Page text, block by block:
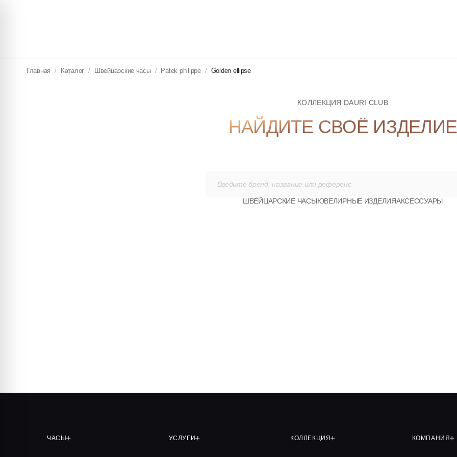
Главная / Каталог / Швейцарские часы / Patek philippe / Golden ellipse
КОЛЛЕКЦИЯ DAURI CLUB
НАЙДИТЕ СВОЁ ИЗДЕЛИЕ
ШВЕЙЦАРСКИЕ ЧАСЫЮВЕЛИРНЫЕ ИЗДЕЛИЯАКСЕССУАРЫ
ЧАСЫ УСЛУГИ КОЛЛЕКЦИЯ КОМПАНИЯ